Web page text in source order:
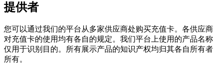
提供者
您可以通过我们的平台从多家供应商处购买充值卡。各供应商
对充值卡的使用均有各自的规定。我们平台上使用的产品名称
仅用于识别目的。所有展示产品的知识产权均归其各自所有者
所有。